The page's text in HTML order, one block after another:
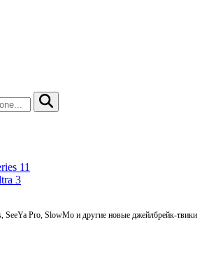
11
3
SeeYa Pro, SlowMo и другие новые джейлбрейк-твики